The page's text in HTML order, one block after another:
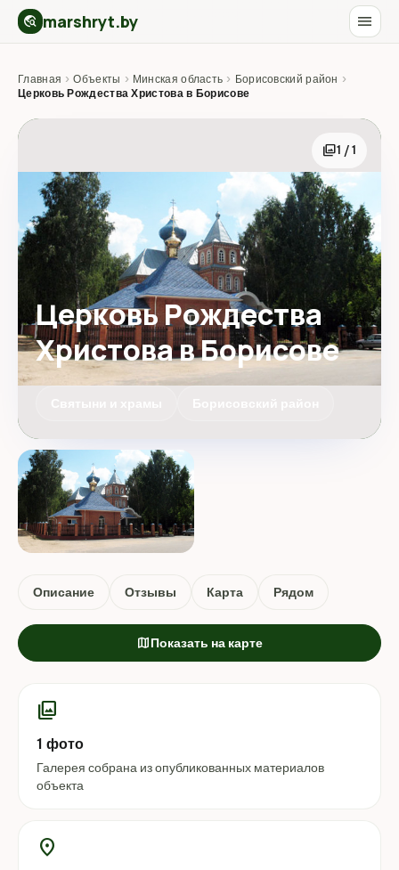
travel_explore marshryt.by menu
Главная › Объекты › Минская область › Борисовский район ›
Церковь Рождества Христова в Борисове
photo_library1 / 1
Церковь Рождества
Христова в Борисове
Описание Отзывы Карта Рядом
mapПоказать на карте
photo_library
1 фото
Галерея собрана из опубликованных материалов
объекта
location_on